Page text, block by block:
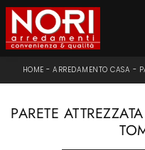
HOME - ARREDAMENTO CASA -
PARETE